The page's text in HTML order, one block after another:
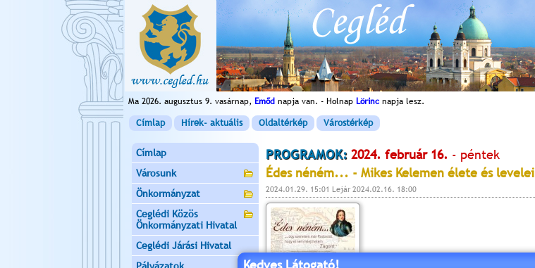
Ma 2026. augusztus 9. vasárnap, Emőd napja van. - Holnap Lörinc napja lesz.
Címlap Hírek- aktuális Oldaltérkép Várostérkép
Címlap
Városunk
Önkormányzat
Ceglédi Közös
Önkormányzati Hivatal
Ceglédi Járási Hivatal
PROGRAMOK: 2024. február 16. - péntek
Édes néném... - Mikes Kelemen élete és levelei
2024.01.29. 15:01 Lejár 2024.02.16. 18:00
Kedves Látogató!